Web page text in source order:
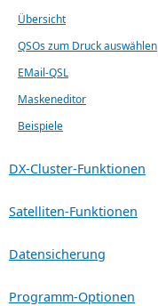
Übersicht
QSOs zum Druck auswählen
EMail-QSL
Maskeneditor
Beispiele
DX-Cluster-Funktionen
Satelliten-Funktionen
Datensicherung
Programm-Optionen